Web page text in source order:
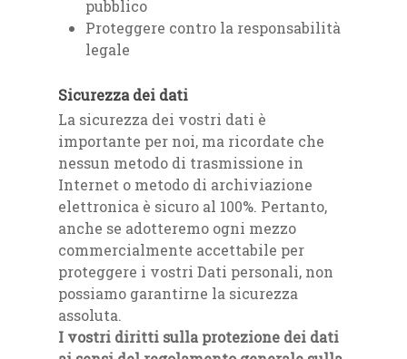
pubblico
Proteggere contro la responsabilità
legale
Sicurezza dei dati
La sicurezza dei vostri dati è
importante per noi, ma ricordate che
nessun metodo di trasmissione in
Internet o metodo di archiviazione
elettronica è sicuro al 100%. Pertanto,
anche se adotteremo ogni mezzo
commercialmente accettabile per
proteggere i vostri Dati personali, non
possiamo garantirne la sicurezza
assoluta.
I vostri diritti sulla protezione dei dati